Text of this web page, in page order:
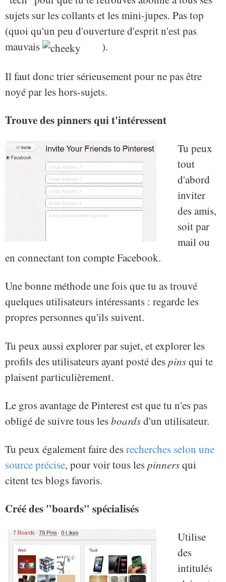
sujets sur les collants et les mini-jupes. Pas top
(quoi qu'un peu d'ouverture d'esprit n'est pas
mauvais
).
Il faut donc trier sérieusement pour ne pas être
noyé par les hors-sujets.
Trouve des pinners qui t'intéressent
Tu peux
tout
d'abord
inviter
des amis,
soit par
mail ou
en connectant ton compte Facebook.
Une bonne méthode une fois que tu as trouvé
quelques utilisateurs intéressants : regarde les
propres personnes qu'ils suivent.
Tu peux aussi explorer par sujet, et explorer les
profils des utilisateurs ayant posté des pinsqui te
plaisent particulièrement.
Le gros avantage de Pinterest est que tu n'es pas
obligé de suivre tous lesboardsd'un utilisateur.
Tu peux également faire desrecherches selon une
source précise, pour voir tous lespinnersqui
citent tes blogs favoris.
Créé des "boards" spécialisés
Utilise
des
intitulés